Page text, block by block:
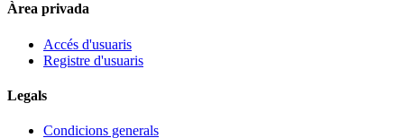
Àrea privada
Accés d'usuaris
Registre d'usuaris
Legals
Condicions generals